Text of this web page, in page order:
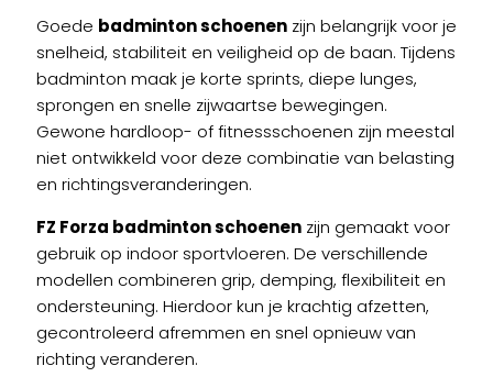
op
de
productpagina
op
de
productpagina
Goede badminton schoenen zijn belangrijk voor je
snelheid, stabiliteit en veiligheid op de baan. Tijdens
badminton maak je korte sprints, diepe lunges,
sprongen en snelle zijwaartse bewegingen.
Gewone hardloop- of fitnessschoenen zijn meestal
niet ontwikkeld voor deze combinatie van belasting
en richtingsveranderingen.
FZ Forza badminton schoenen zijn gemaakt voor
gebruik op indoor sportvloeren. De verschillende
modellen combineren grip, demping, flexibiliteit en
ondersteuning. Hierdoor kun je krachtig afzetten,
gecontroleerd afremmen en snel opnieuw van
richting veranderen.